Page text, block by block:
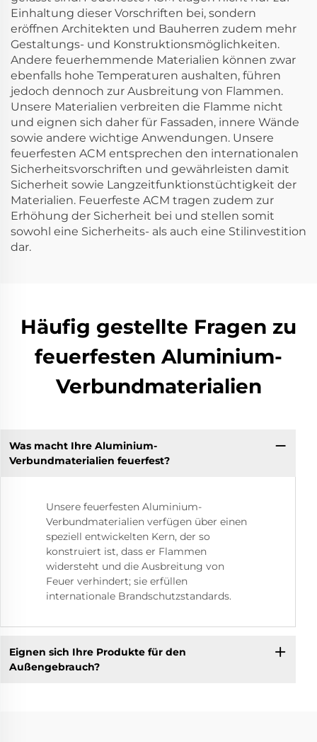
Einhaltung dieser Vorschriften bei, sondern
eröffnen Architekten und Bauherren zudem mehr
Gestaltungs- und Konstruktionsmöglichkeiten.
Andere feuerhemmende Materialien können zwar
ebenfalls hohe Temperaturen aushalten, führen
jedoch dennoch zur Ausbreitung von Flammen.
Unsere Materialien verbreiten die Flamme nicht
und eignen sich daher für Fassaden, innere Wände
sowie andere wichtige Anwendungen. Unsere
feuerfesten ACM entsprechen den internationalen
Sicherheitsvorschriften und gewährleisten damit
Sicherheit sowie Langzeitfunktionstüchtigkeit der
Materialien. Feuerfeste ACM tragen zudem zur
Erhöhung der Sicherheit bei und stellen somit
sowohl eine Sicherheits- als auch eine Stilinvestition
dar.
Häufig gestellte Fragen zu
feuerfesten Aluminium-
Verbundmaterialien
Was macht Ihre Aluminium-
Verbundmaterialien feuerfest?
Unsere feuerfesten Aluminium-
Verbundmaterialien verfügen über einen
speziell entwickelten Kern, der so
konstruiert ist, dass er Flammen
widersteht und die Ausbreitung von
Feuer verhindert; sie erfüllen
internationale Brandschutzstandards.
Eignen sich Ihre Produkte für den
Außengebrauch?